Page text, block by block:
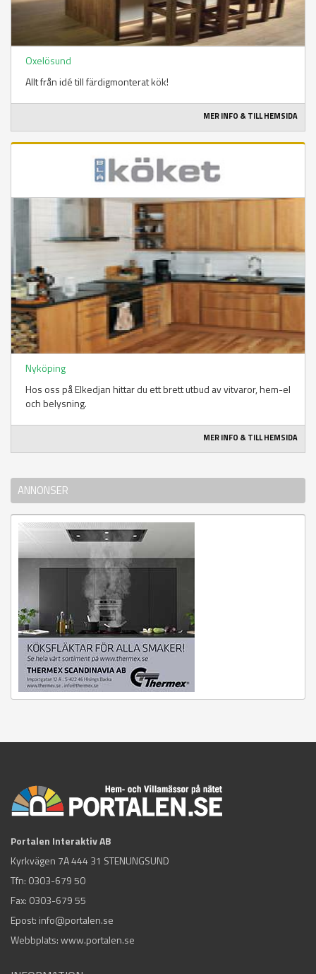
Oxelösund
Allt från idé till färdigmonterat kök!
MER INFO & TILL HEMSIDA
Nyköping
Hos oss på Elkedjan hittar du ett brett utbud av vitvaror, hem-el
och belysning.
MER INFO & TILL HEMSIDA
ANNONSER
Portalen Interaktiv AB
Kyrkvägen 7A 444 31 STENUNGSUND
Tfn: 0303-679 50
Fax: 0303-679 55
Epost: info@portalen.se
Webbplats: www.portalen.se